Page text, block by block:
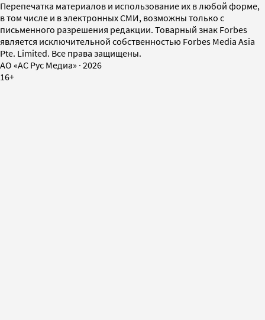
Перепечатка материалов и использование их в любой форме,
в том числе и в электронных СМИ, возможны только с
письменного разрешения редакции. Товарный знак Forbes
является исключительной собственностью Forbes Media Asia
Pte. Limited. Все права защищены.
AO «АС Рус Медиа» · 2026
16+